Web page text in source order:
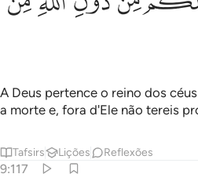
A Deus pertence o reino dos
a morte e, fora d'Ele não tereis
Tafsirs Lições Reflexões
9:117